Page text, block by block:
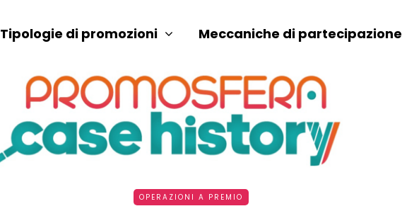
Tipologie di promozioni Meccaniche di partecipazione
OPERAZIONI A PREMIO